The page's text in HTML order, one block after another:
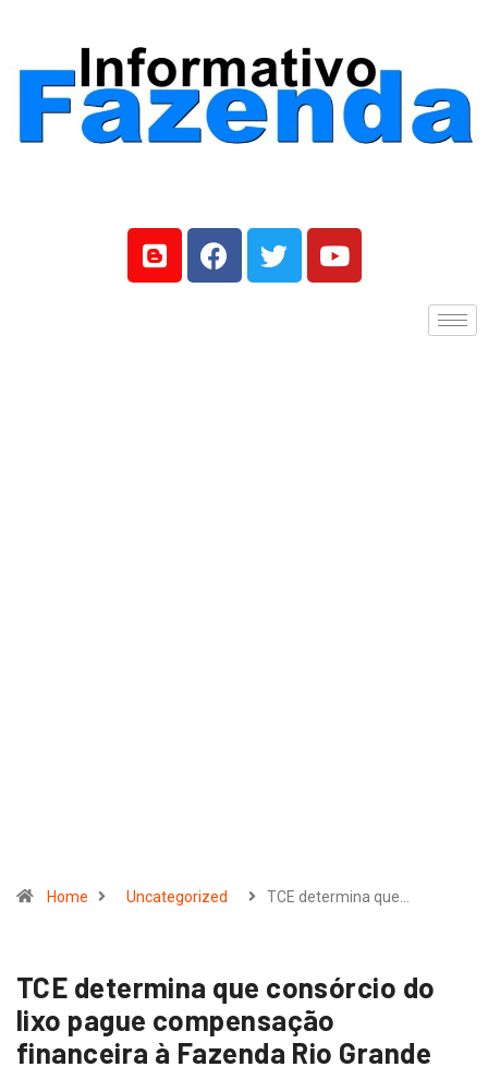
Home Uncategorized TCE determina que…
TCE determina que consórcio do
lixo pague compensação
financeira à Fazenda Rio Grande